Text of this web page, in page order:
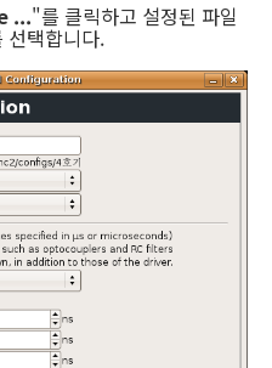
..."를 클릭하고 설정된 파일
선택합니다.